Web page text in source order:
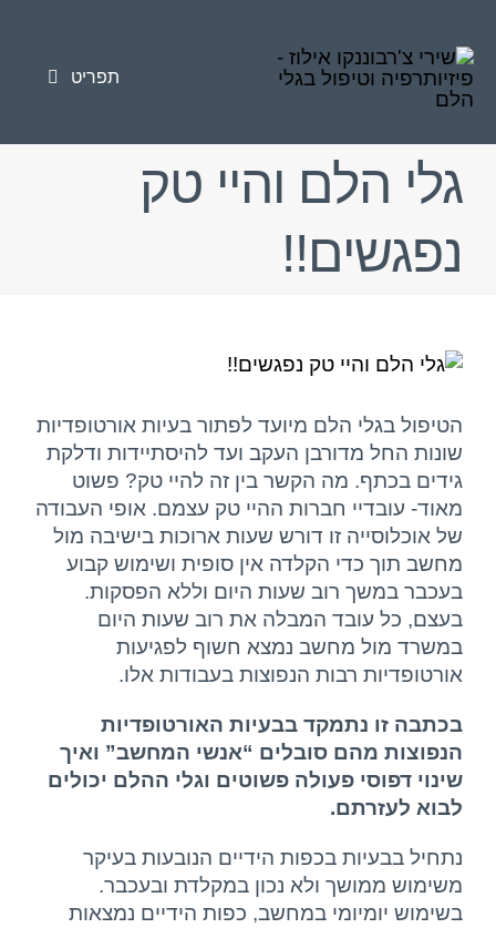
תפריט
טיפולי פיזיותרפיה
פציעות ספורט
סוגי הטיפולים
מאמרים
אודות
יצירת קשר
גלי הלם והיי טק
נפגשים!!
צפה
מוגדלת
הטיפול בגלי הלם מיועד לפתור בעיות אורטופדיות
שונות החל מדורבן העקב ועד להיסתיידות ודלקת
גידים בכתף. מה הקשר בין זה להיי טק? פשוט
מאוד- עובדיי חברות ההיי טק עצמם. אופי העבודה
של אוכלוסייה זו דורש שעות ארוכות בישיבה מול
מחשב תוך כדי הקלדה אין סופית ושימוש קבוע
בעכבר במשך רוב שעות היום וללא הפסקות.
בעצם, כל עובד המבלה את רוב שעות היום
במשרד מול מחשב נמצא חשוף לפגיעות
אורטופדיות רבות הנפוצות בעבודות אלו.
בכתבה זו נתמקד בבעיות האורטופדיות
הנפוצות מהם סובלים “אנשי המחשב” ואיך
שינוי דפוסי פעולה פשוטים וגלי ההלם יכולים
לבוא לעזרתם.
נתחיל בבעיות בכפות הידיים הנובעות בעיקר
משימוש ממושך ולא נכון במקלדת ובעכבר.
בשימוש יומיומי במחשב, כפות הידיים נמצאות